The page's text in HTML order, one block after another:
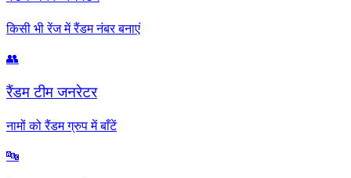
किसी भी रेंज में रैंडम नंबर बनाएं
👥
रैंडम टीम जनरेटर
नामों को रैंडम ग्रुप में बाँटें
🔤